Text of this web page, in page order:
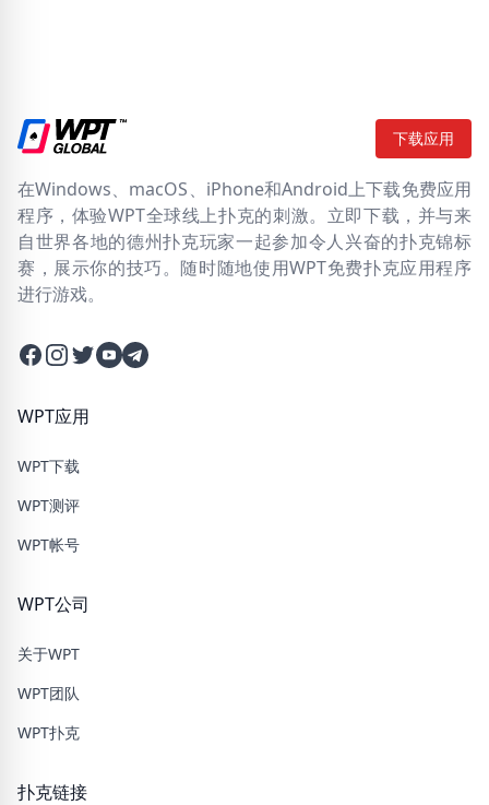
下载应用
在Windows、macOS、iPhone和Android上下载免费应用
程序，体验WPT全球线上扑克的刺激。立即下载，并与来
自世界各地的德州扑克玩家一起参加令人兴奋的扑克锦标
赛，展示你的技巧。随时随地使用WPT免费扑克应用程序
进行游戏。
Facebook
Instagram
Twitter
Twitter
Twitter
WPT应用
WPT下载
WPT测评
WPT帐号
WPT公司
关于WPT
WPT团队
WPT扑克
扑克链接